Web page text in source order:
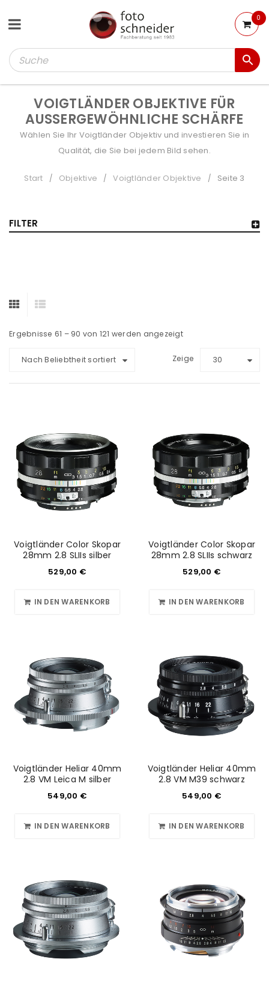
0
VOIGTLÄNDER OBJEKTIVE FÜR
AUSSERGEWÖHNLICHE SCHÄRFE
Wählen Sie Ihr Voigtländer Objektiv und investieren Sie in
Qualität, die Sie bei jedem Bild sehen.
Start / Objektive / Voigtländer Objektive / Seite 3
FILTER
Ergebnisse 61 – 90 von 121 werden angezeigt
Nach Beliebtheit sortiert Zeige 30
Voigtländer Color Skopar
28mm 2.8 SLIIs silber
529,00 €
IN DEN WARENKORB
Voigtländer Color Skopar
28mm 2.8 SLIIs schwarz
529,00 €
IN DEN WARENKORB
Voigtländer Heliar 40mm
2.8 VM Leica M silber
549,00 €
IN DEN WARENKORB
Voigtländer Heliar 40mm
2.8 VM M39 schwarz
549,00 €
IN DEN WARENKORB